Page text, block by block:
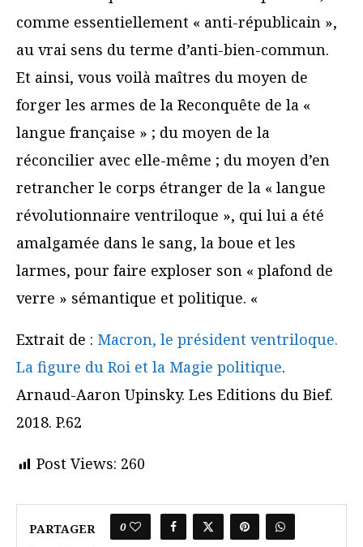
comme essentiellement « anti-républicain »,
au vrai sens du terme d’anti-bien-commun.
Et ainsi, vous voilà maîtres du moyen de
forger les armes de la Reconquête de la «
langue française » ; du moyen de la
réconcilier avec elle-même ; du moyen d’en
retrancher le corps étranger de la « langue
révolutionnaire ventriloque », qui lui a été
amalgamée dans le sang, la boue et les
larmes, pour faire exploser son « plafond de
verre » sémantique et politique. «
Extrait de : Macron, le président ventriloque.
La figure du Roi et la Magie politique.
Arnaud-Aaron Upinsky. Les Editions du Bief.
2018. P.62
Post Views: 260
PARTAGER 0